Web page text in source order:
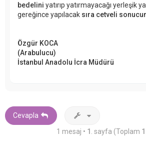
bedelini yatırıp yatırmayacağı yerleşik
gereğince yapılacak sıra cetveli
Özgür KOCA
(Arabulucu)
İstanbul Anadolu İcra Müdürü
Cevapla
1 mesaj • 1 . sayfa (Toplam 1